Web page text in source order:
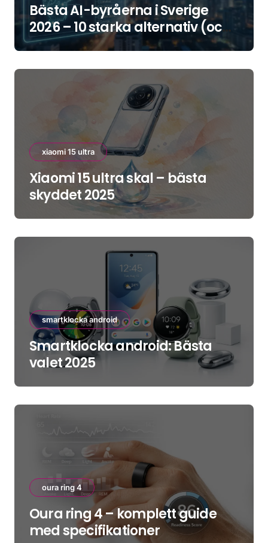
Bästa AI-byråerna i Sverige
2026 – 10 starka alternativ (och
hur du väljer rätt)
xiaomi 15 ultra
Xiaomi 15 ultra skal – bästa
skyddet 2025
smartklocka android
Smartklocka android: Bästa
valet 2025
oura ring 4
Oura ring 4 – komplett guide
med specifikationer